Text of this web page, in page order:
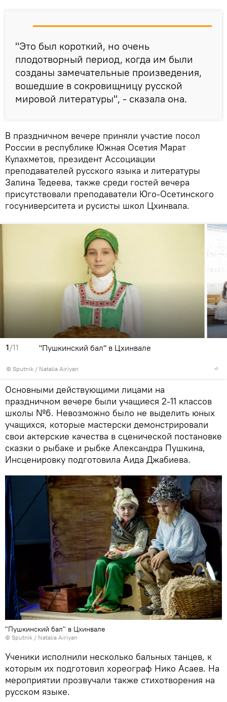
"Это был короткий, но очень
плодотворный период, когда им были
созданы замечательные произведения,
вошедшие в сокровищницу русской
мировой литературы", - сказала она.
В праздничном вечере приняли участие посол
России в республике Южная Осетия Марат
Кулахметов, президент Ассоциации
преподавателей русского языка и литературы
Залина Тедеева, также среди гостей вечера
присутствовали преподаватели Юго-Осетинского
госуниверситета и русисты школ Цхинвала.
1/11
© Sputnik / Natalia Airiyan
"Пушкинский бал" в Цхинвале
Основными действующими лицами на
праздничном вечере были учащиеся 2-11 классов
школы №6. Невозможно было не выделить юных
учащихся, которые мастерски демонстрировали
свои актерские качества в сценической постановке
сказки о рыбаке и рыбке Александра Пушкина,
Инсценировку подготовила Аида Джабиева.
"Пушкинский бал" в Цхинвале
© Sputnik / Natalia Airiyan
Ученики исполнили несколько бальных танцев, к
которым их подготовил хореограф Нико Асаев. На
мероприятии прозвучали также стихотворения на
русском языке.